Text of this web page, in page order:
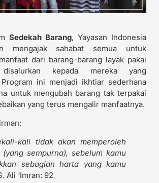
Sedekah Barang, Yayasan Indonesia
mengajak sahabat semua untuk
dari barang-barang layak pakai
kepada mereka yang
Program ini menjadi ikhtiar sederhana
untuk mengubah barang tak terpakai
yang terus mengalir manfaatnya.
kali tidak akan memperoleh
(yang sempurna), sebelum kamu
sebagian harta yang kamu
Ali ‘Imran: 92